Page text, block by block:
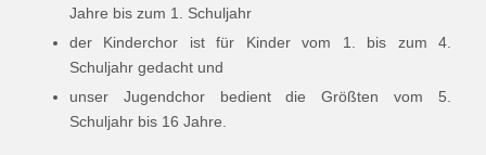
Jahre bis zum 1. Schuljahr
der Kinderchor ist für Kinder vom 1. bis zum 4.
Schuljahr gedacht und
unser Jugendchor bedient die Größten vom 5.
Schuljahr bis 16 Jahre.